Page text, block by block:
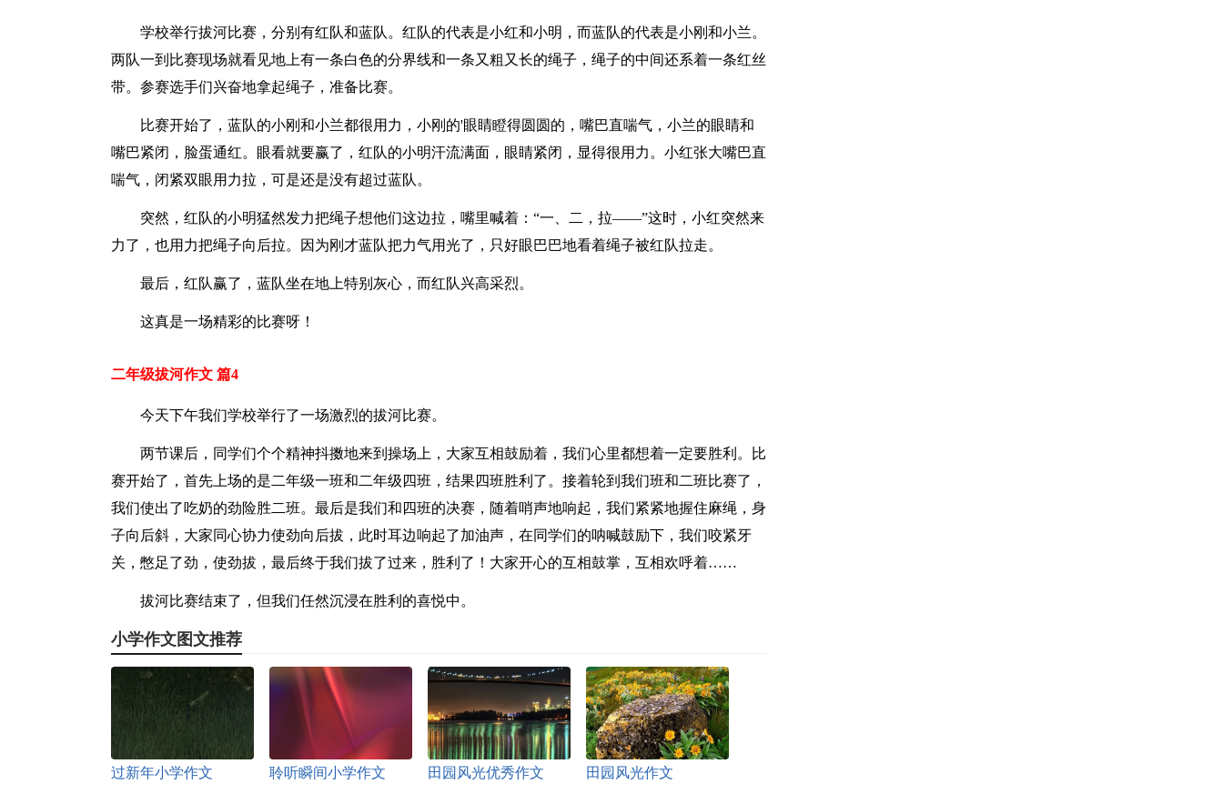
学校举行拔河比赛，分别有红队和蓝队。红队的代表是小红和小明，而蓝队的代表是小刚和小兰。
两队一到比赛现场就看见地上有一条白色的分界线和一条又粗又长的绳子，绳子的中间还系着一条红丝
带。参赛选手们兴奋地拿起绳子，准备比赛。
比赛开始了，蓝队的小刚和小兰都很用力，小刚的'眼睛瞪得圆圆的，嘴巴直喘气，小兰的眼睛和
嘴巴紧闭，脸蛋通红。眼看就要赢了，红队的小明汗流满面，眼睛紧闭，显得很用力。小红张大嘴巴直
喘气，闭紧双眼用力拉，可是还是没有超过蓝队。
突然，红队的小明猛然发力把绳子想他们这边拉，嘴里喊着：“一、二，拉——”这时，小红突然来
力了，也用力把绳子向后拉。因为刚才蓝队把力气用光了，只好眼巴巴地看着绳子被红队拉走。
最后，红队赢了，蓝队坐在地上特别灰心，而红队兴高采烈。
这真是一场精彩的比赛呀！
二年级拔河作文 篇4
今天下午我们学校举行了一场激烈的拔河比赛。
两节课后，同学们个个精神抖擞地来到操场上，大家互相鼓励着，我们心里都想着一定要胜利。比
赛开始了，首先上场的是二年级一班和二年级四班，结果四班胜利了。接着轮到我们班和二班比赛了，
我们使出了吃奶的劲险胜二班。最后是我们和四班的决赛，随着哨声地响起，我们紧紧地握住麻绳，身
子向后斜，大家同心协力使劲向后拔，此时耳边响起了加油声，在同学们的呐喊鼓励下，我们咬紧牙
关，憋足了劲，使劲拔，最后终于我们拔了过来，胜利了！大家开心的互相鼓掌，互相欢呼着……
拔河比赛结束了，但我们任然沉浸在胜利的喜悦中。
小学作文图文推荐
过新年小学作文 聆听瞬间小学作文 田园风光优秀作文 田园风光作文